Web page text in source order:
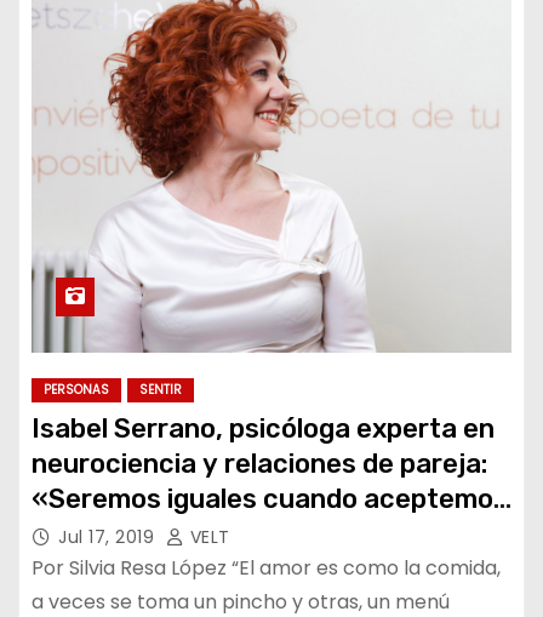
PERSONAS SENTIR
Isabel Serrano, psicóloga experta en
neurociencia y relaciones de pareja:
«Seremos iguales cuando aceptemos
que somos diferentes»
Jul 17, 2019 VELT
Por Silvia Resa López “El amor es como la comida,
a veces se toma un pincho y otras, un menú